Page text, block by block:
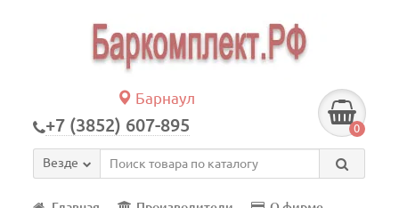
Барнаул
+7 (3852) 607-895 0
Везде